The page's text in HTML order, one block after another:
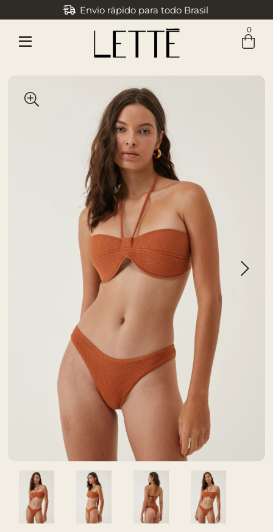
Envio rápido para todo Brasil
0